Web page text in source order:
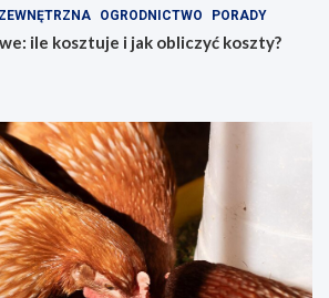
OGRODNICTWO PORADY
ile kosztuje i jak obliczyć koszty?